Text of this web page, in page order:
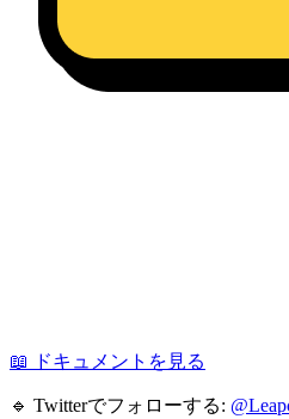
📖 ドキュメントを見る
🔹 Twitterでフォローする: